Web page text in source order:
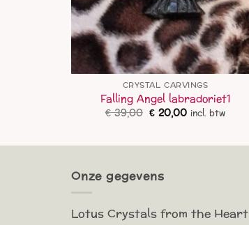
CRYSTAL CARVINGS
Falling Angel labradoriet1
€39,00 Oorspronkelijke
prijs
€ 39,00.
€20,00Huidige
prijs
€ 20,00.
incl. btw
Onze gegevens
Lotus Crystals from the Heart